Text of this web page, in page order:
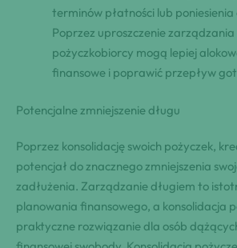
terminów płatności lub poniesienia
Poprzez uproszczenie zarządzania
pożyczkobiorcy mogą lepiej
finansowe i poprawić przepływ
Potencjalne zmniejszenie długu
Poprzez konsolidację swoich pożyczek,
potencjał do znacznego zmniejszenia
zadłużenia. Zarządzanie długiem to
planowania finansowego, a konsolidacja
praktyczne rozwiązanie dla osób